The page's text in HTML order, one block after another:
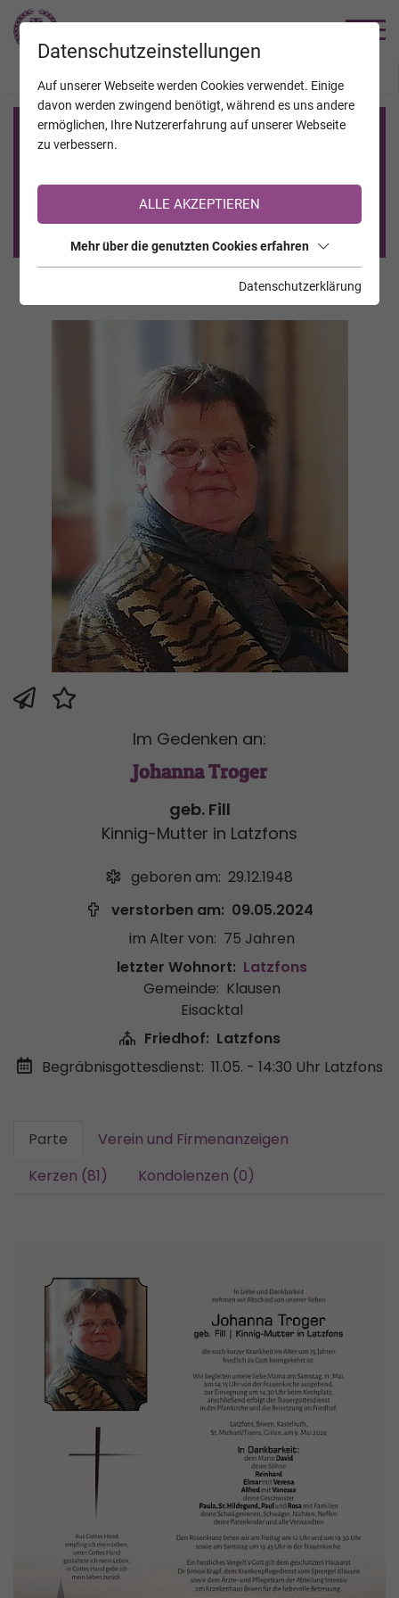
Registrierung auf TrauerHilfe.it
Sie sind noch nicht auf TrauerHilfe.it registriert?
>> zur kostenlosen Registrierung <<
Im Gedenken an:
Johanna Troger
geb. Fill
Kinnig-Mutter in Latzfons
geboren am: 29.12.1948
verstorben am: 09.05.2024
im Alter von: 75 Jahren
letzter Wohnort: Latzfons
Gemeinde: Klausen
Eisacktal
Friedhof: Latzfons
Begräbnisgottesdienst: 11.05. - 14:30 Uhr Latzfons
Parte
Verein und Firmenanzeigen
Kerzen (81)
Kondolenzen (0)
Datenschutzeinstellungen
Auf unserer Webseite werden Cookies verwendet. Einige
davon werden zwingend benötigt, während es uns andere
ermöglichen, Ihre Nutzererfahrung auf unserer Webseite
zu verbessern.
ALLE AKZEPTIEREN
Mehr über die genutzten Cookies erfahren
Datenschutzerklärung
JAHRESTAGE KALENDER VERSTORBENE